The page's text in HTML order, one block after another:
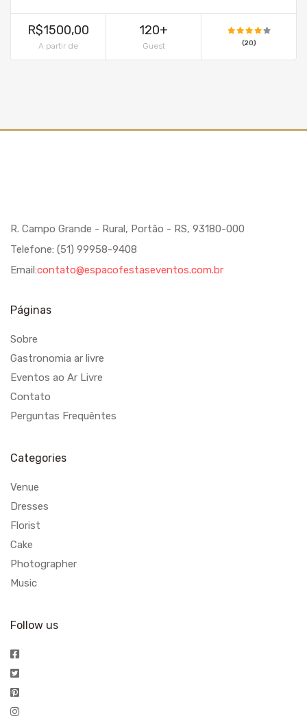
R$1500,00
A partir de
120+
Guest (20)
R. Campo Grande - Rural, Portão - RS, 93180-000
Telefone: (51) 99958-9408
Email:contato@espacofestaseventos.com.br
Páginas
Sobre
Gastronomia ar livre
Eventos ao Ar Livre
Contato
Perguntas Frequêntes
Categories
Venue
Dresses
Florist
Cake
Photographer
Music
Follow us